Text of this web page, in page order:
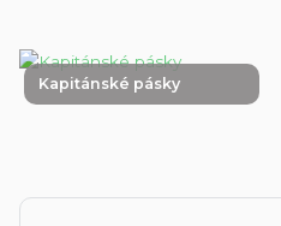
Kapitánské pásky